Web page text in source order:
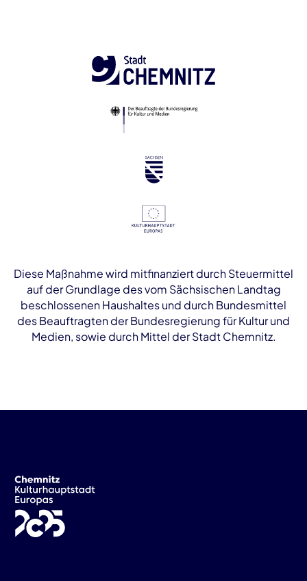
Diese Maßnahme wird mitfinanziert durch Steuermittel
auf der Grundlage des vom Sächsischen Landtag
beschlossenen Haushaltes und durch Bundesmittel
des Beauftragten der Bundesregierung für Kultur und
Medien, sowie durch Mittel der Stadt Chemnitz.